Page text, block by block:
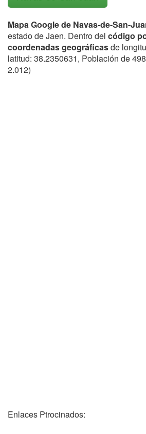
Mapa Google de Navas-de-San-
estado de Jaen. Dentro del código
coordenadas geográficasde
latitud: 38.2350631, Población de
2.012)
Enlaces Ptrocinados: